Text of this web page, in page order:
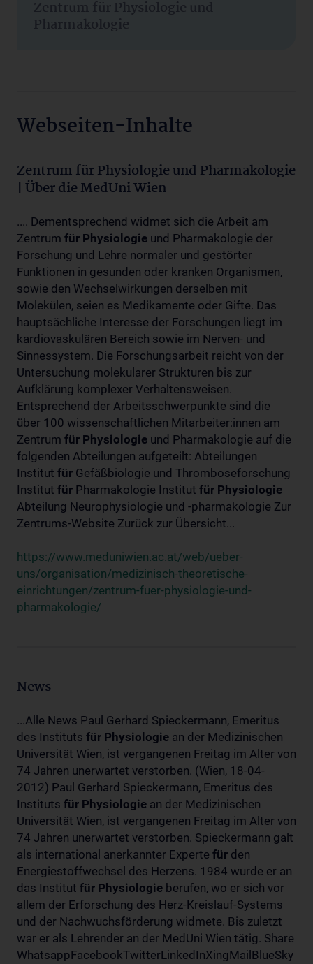
Zentrum für Physiologie und
Pharmakologie
Webseiten-Inhalte
Zentrum für Physiologie und Pharmakologie
| Über die MedUni Wien
.... Dementsprechend widmet sich die Arbeit am
Zentrum für Physiologie und Pharmakologie der
Forschung und Lehre normaler und gestörter
Funktionen in gesunden oder kranken Organismen,
sowie den Wechselwirkungen derselben mit
Molekülen, seien es Medikamente oder Gifte. Das
hauptsächliche Interesse der Forschungen liegt im
kardiovaskulären Bereich sowie im Nerven- und
Sinnessystem. Die Forschungsarbeit reicht von der
Untersuchung molekularer Strukturen bis zur
Aufklärung komplexer Verhaltensweisen.
Entsprechend der Arbeitsschwerpunkte sind die
über 100 wissenschaftlichen Mitarbeiter:innen am
Zentrum für Physiologie und Pharmakologie auf die
folgenden Abteilungen aufgeteilt: Abteilungen
Institut für Gefäßbiologie und Thromboseforschung
Institut für Pharmakologie Institut für Physiologie
Abteilung Neurophysiologie und -pharmakologie Zur
Zentrums-Website Zurück zur Übersicht...
https://www.meduniwien.ac.at/web/ueber-
uns/organisation/medizinisch-theoretische-
einrichtungen/zentrum-fuer-physiologie-und-
pharmakologie/
News
...Alle News Paul Gerhard Spieckermann, Emeritus
des Instituts für Physiologie an der Medizinischen
Universität Wien, ist vergangenen Freitag im Alter von
74 Jahren unerwartet verstorben. (Wien, 18-04-
2012) Paul Gerhard Spieckermann, Emeritus des
Instituts für Physiologie an der Medizinischen
Universität Wien, ist vergangenen Freitag im Alter von
74 Jahren unerwartet verstorben. Spieckermann galt
als international anerkannter Experte für den
Energiestoffwechsel des Herzens. 1984 wurde er an
das Institut für Physiologie berufen, wo er sich vor
allem der Erforschung des Herz-Kreislauf-Systems
und der Nachwuchsförderung widmete. Bis zuletzt
war er als Lehrender an der MedUni Wien tätig. Share
WhatsappFacebookTwitterLinkedInXingMailBlueSky